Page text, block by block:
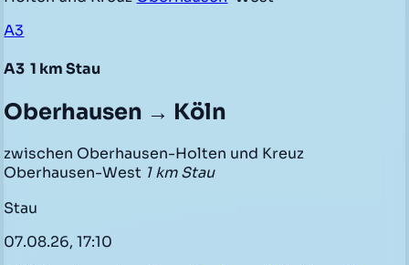
A3
A3 1 km Stau
Oberhausen → Köln
zwischen Oberhausen-Holten und Kreuz
Oberhausen-West 1 km Stau
Stau
07.08.26, 17:10